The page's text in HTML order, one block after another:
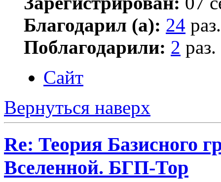
Благодарил (а): 24 раз.
Поблагодарили: 2 раз.
Сайт
Вернуться наверх
Re: Теория Базисного
Вселенной. БГП-Тор